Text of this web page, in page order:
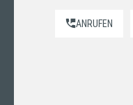
ANRUFEN